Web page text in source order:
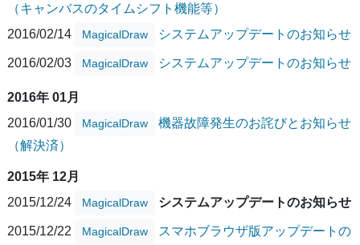
（キャンバスのタイムシフト機能等）
2016/02/14
MagicalDraw システムアップデートのお知らせ
2016/02/03 MagicalDraw システムアップデートのお知らせ
2016年 01月
2016/01/30
MagicalDraw
機器故障発生のお詫びとお知らせ
（解決済）
2015年 12月
2015/12/24
MagicalDraw システムアップデートのお知らせ
2015/12/22 MagicalDraw
スマホブラウザ版アップデートの